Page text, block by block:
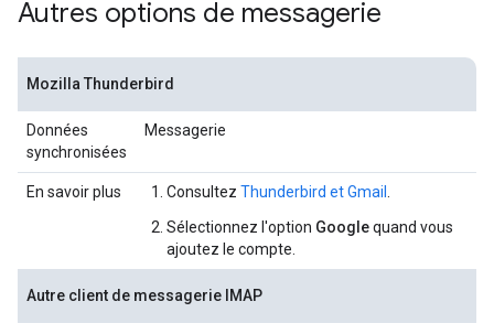
Autres options de messagerie
Mozilla Thunderbird
Données
synchronisées
Messagerie
En savoir plus Consultez Thunderbird et Gmail
Sélectionnez l'option Googlequand vous
ajoutez le compte.
Autre client de messagerie IMAP